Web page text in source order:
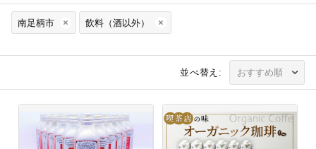
南足柄市 飲料（酒以外）
並べ替え: